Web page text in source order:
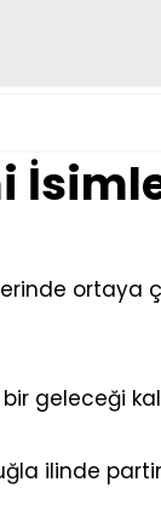
ortaya
bir geleceği
ilinde